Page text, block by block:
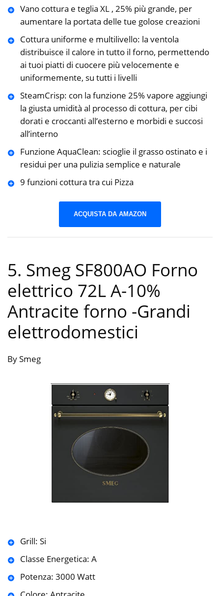
Vano cottura e teglia XL , 25% più grande, per
aumentare la portata delle tue golose creazioni
Cottura uniforme e multilivello: la ventola
distribuisce il calore in tutto il forno, permettendo
ai tuoi piatti di cuocere più velocemente e
uniformemente, su tutti i livelli
SteamCrisp: con la funzione 25% vapore aggiungi
la giusta umidità al processo di cottura, per cibi
dorati e croccanti all’esterno e morbidi e succosi
all’interno
Funzione AquaClean: scioglie il grasso ostinato e i
residui per una pulizia semplice e naturale
9 funzioni cottura tra cui Pizza
ACQUISTA DA AMAZON
5. Smeg SF800AO Forno
elettrico 72L A-10%
Antracite forno -Grandi
elettrodomestici
By Smeg
Grill: Si
Classe Energetica: A
Potenza: 3000 Watt